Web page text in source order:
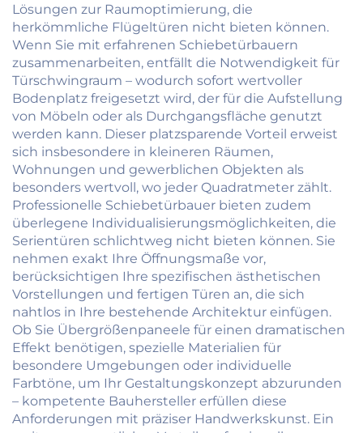
Lösungen zur Raumoptimierung, die
herkömmliche Flügeltüren nicht bieten können.
Wenn Sie mit erfahrenen Schiebetürbauern
zusammenarbeiten, entfällt die Notwendigkeit für
Türschwingraum – wodurch sofort wertvoller
Bodenplatz freigesetzt wird, der für die Aufstellung
von Möbeln oder als Durchgangsfläche genutzt
werden kann. Dieser platzsparende Vorteil erweist
sich insbesondere in kleineren Räumen,
Wohnungen und gewerblichen Objekten als
besonders wertvoll, wo jeder Quadratmeter zählt.
Professionelle Schiebetürbauer bieten zudem
überlegene Individualisierungsmöglichkeiten, die
Serientüren schlichtweg nicht bieten können. Sie
nehmen exakt Ihre Öffnungsmaße vor,
berücksichtigen Ihre spezifischen ästhetischen
Vorstellungen und fertigen Türen an, die sich
nahtlos in Ihre bestehende Architektur einfügen.
Ob Sie Übergrößenpaneele für einen dramatischen
Effekt benötigen, spezielle Materialien für
besondere Umgebungen oder individuelle
Farbtöne, um Ihr Gestaltungskonzept abzurunden
– kompetente Bauhersteller erfüllen diese
Anforderungen mit präziser Handwerkskunst. Ein